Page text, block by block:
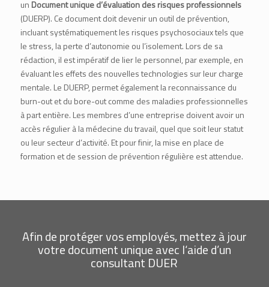
un Document unique d’évaluation des risques professionnels
(DUERP). Ce document doit devenir un outil de prévention,
incluant systématiquement les risques psychosociaux tels que
le stress, la perte d’autonomie ou l’isolement. Lors de sa
rédaction, il est impératif de lier le personnel, par exemple, en
évaluant les effets des nouvelles technologies sur leur charge
mentale. Le DUERP, permet également la reconnaissance du
burn-out et du bore-out comme des maladies professionnelles
à part entière. Les membres d’une entreprise doivent avoir un
accès régulier àla médecine du travail, quel que soit leur statut
ou leur secteur d’activité. Et pour finir, la mise en place de
formation et de session de prévention régulière est attendue.
Afin de protéger vos employés, mettez à jour
votre document unique avec l‘aide d’un
consultant DUER